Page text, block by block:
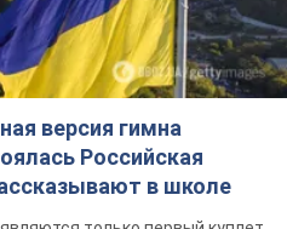
версия гимна
Российская
в школе